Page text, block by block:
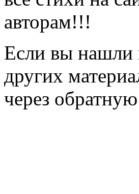
авторам!!!
Если вы нашли
других
через обратную